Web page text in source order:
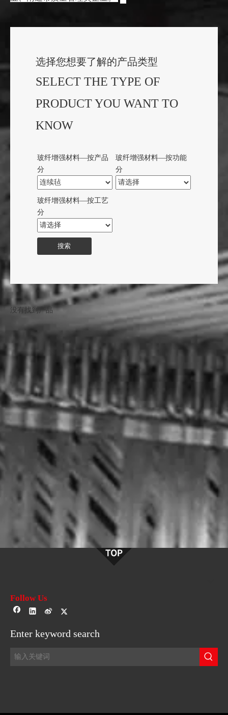
选择您想要了解的产品类型
SELECT THE TYPE OF
PRODUCT YOU WANT TO
KNOW
玻纤增强材料—按产品
分
玻纤增强材料—按功能
分
玻纤增强材料—按工艺
分
搜索
没有找到产品
Follow Us
Enter keyword search